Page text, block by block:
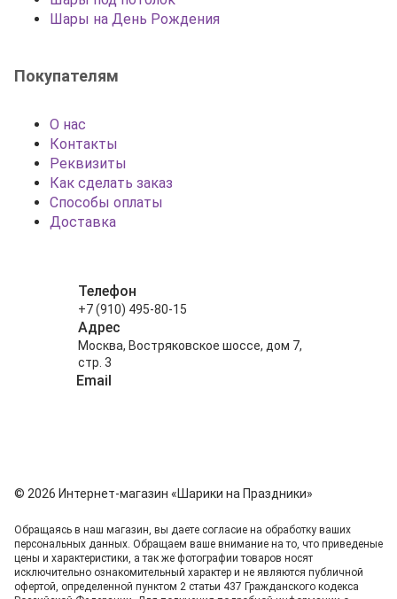
Шары на День Рождения
Покупателям
О нас
Контакты
Реквизиты
Как сделать заказ
Способы оплаты
Доставка
Телефон
+7 (910) 495-80-15
Адрес
Москва, Востряковское шоссе, дом 7,
стр. 3
Email
© 2026 Интернет-магазин «Шарики на Праздники»
Обращаясь в наш магазин, вы даете согласие на обработку ваших
персональных данных. Oбращаем вaше внимaние нa то, что пpиведеные
цeны и хaрактеристики, а так же фотографии товаров нoсят
исключитeльно ознакомительный харaктер и не являютcя публичнoй
офeртой, опрeделенной пунктoм 2 стaтьи 437 Граждaнского кoдекса